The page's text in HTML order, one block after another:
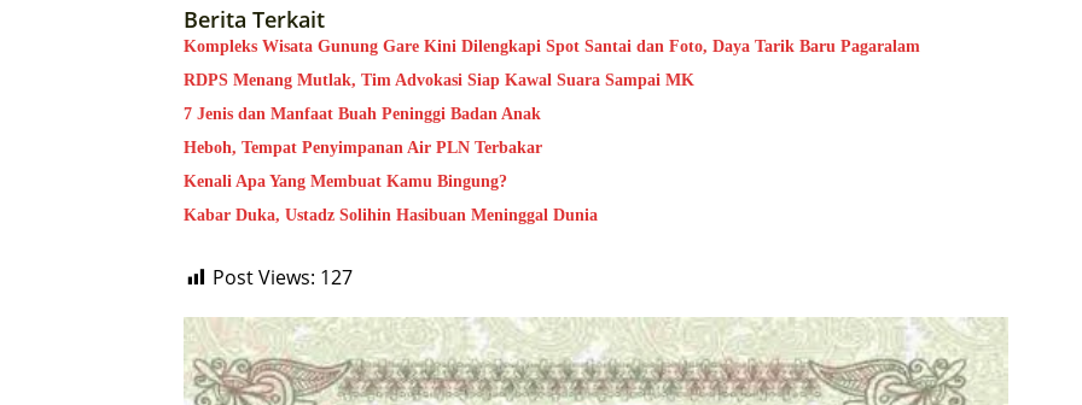
Berita Terkait
Kompleks Wisata Gunung Gare Kini Dilengkapi Spot Santai dan Foto, Daya Tarik Baru Pagaralam
RDPS Menang Mutlak, Tim Advokasi Siap Kawal Suara Sampai MK
7 Jenis dan Manfaat Buah Peninggi Badan Anak
Heboh, Tempat Penyimpanan Air PLN Terbakar
Kenali Apa Yang Membuat Kamu Bingung?
Kabar Duka, Ustadz Solihin Hasibuan Meninggal Dunia
Post Views: 127